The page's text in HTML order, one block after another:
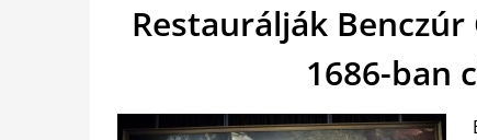
Restaurálják
1686-ban